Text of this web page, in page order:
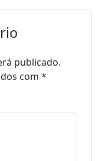
publicado.
com *